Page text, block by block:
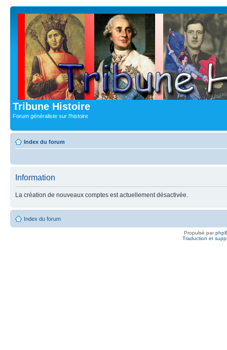
Tribune Histoire
Forum généraliste sur l'histoire
Index du forum
Information
La création de nouveaux comptes est actuellement désactivée.
Index du forum
Propulsé par
Traduction et